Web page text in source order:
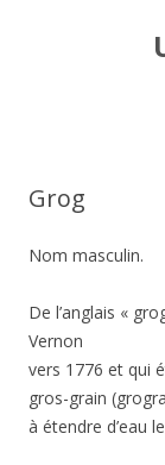
Grog
Nom masculin.
De l’anglais «
Vernon
vers 1776 et qui
gros-grain
à étendre d’eau